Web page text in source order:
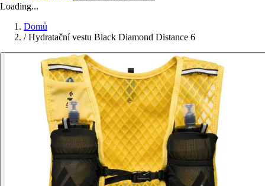
Loading...
Domů
/ Hydratační vestu Black Diamond Distance 6